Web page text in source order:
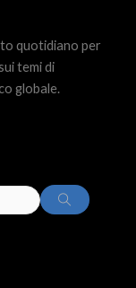
quotidiano per
temi di
globale.